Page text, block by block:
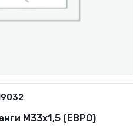
М33х1,5 (ЕВРО)